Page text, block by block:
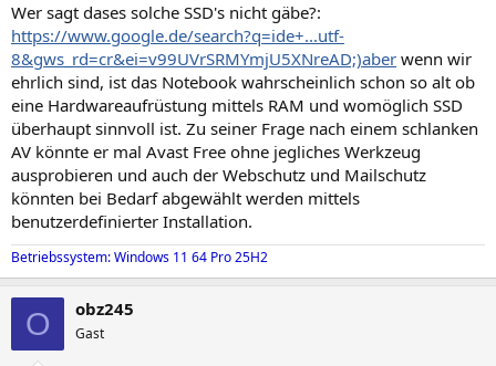
Wer sagt dases solche SSD's nicht gäbe?:
https://www.google.de/search?q=ide+...utf-
8&gws_rd=cr&ei=v99UVrSRMYmjU5XNreAD;)aber wenn wir
ehrlich sind, ist das Notebook wahrscheinlich schon so alt ob
eine Hardwareaufrüstung mittels RAM und womöglich SSD
überhaupt sinnvoll ist. Zu seiner Frage nach einem schlanken
AV könnte er mal Avast Free ohne jegliches Werkzeug
ausprobieren und auch der Webschutz und Mailschutz
könnten bei Bedarf abgewählt werden mittels
benutzerdefinierter Installation.
Betriebssystem: Windows 11 64 Pro 25H2
O obz245
Gast